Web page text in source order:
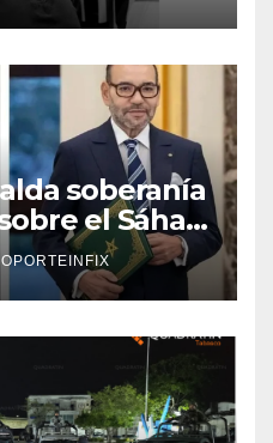
soberanía
el Sáhara